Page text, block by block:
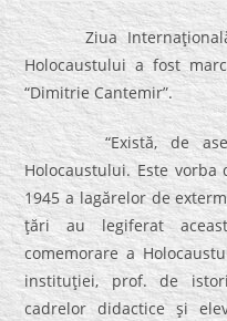
Ziua Internaţională
Holocaustului a fost
“Dimitrie Cantemir”.
“Există, de
Holocaustului. Este
1945 a lagărelor de
ţări au legiferat
comemorare a
instituţiei, prof. de
cadrelor didactice şi